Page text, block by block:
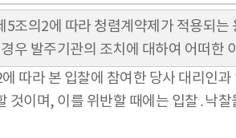
5조의2에 따라 청렴계약제가 적용되
우 발주기관의 조치에 대하여 어떠한
따라 본 입찰에 참여한 당사 대리인
것이며, 이를 위반할 때에는 입찰․낙